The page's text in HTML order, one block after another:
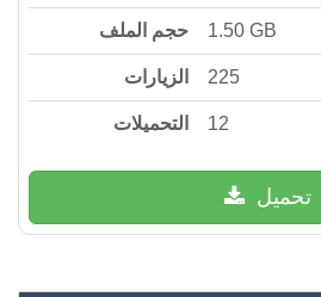
حجم الملف 1.50 GB
الزيارات 225
التحميلات 12
تحميل